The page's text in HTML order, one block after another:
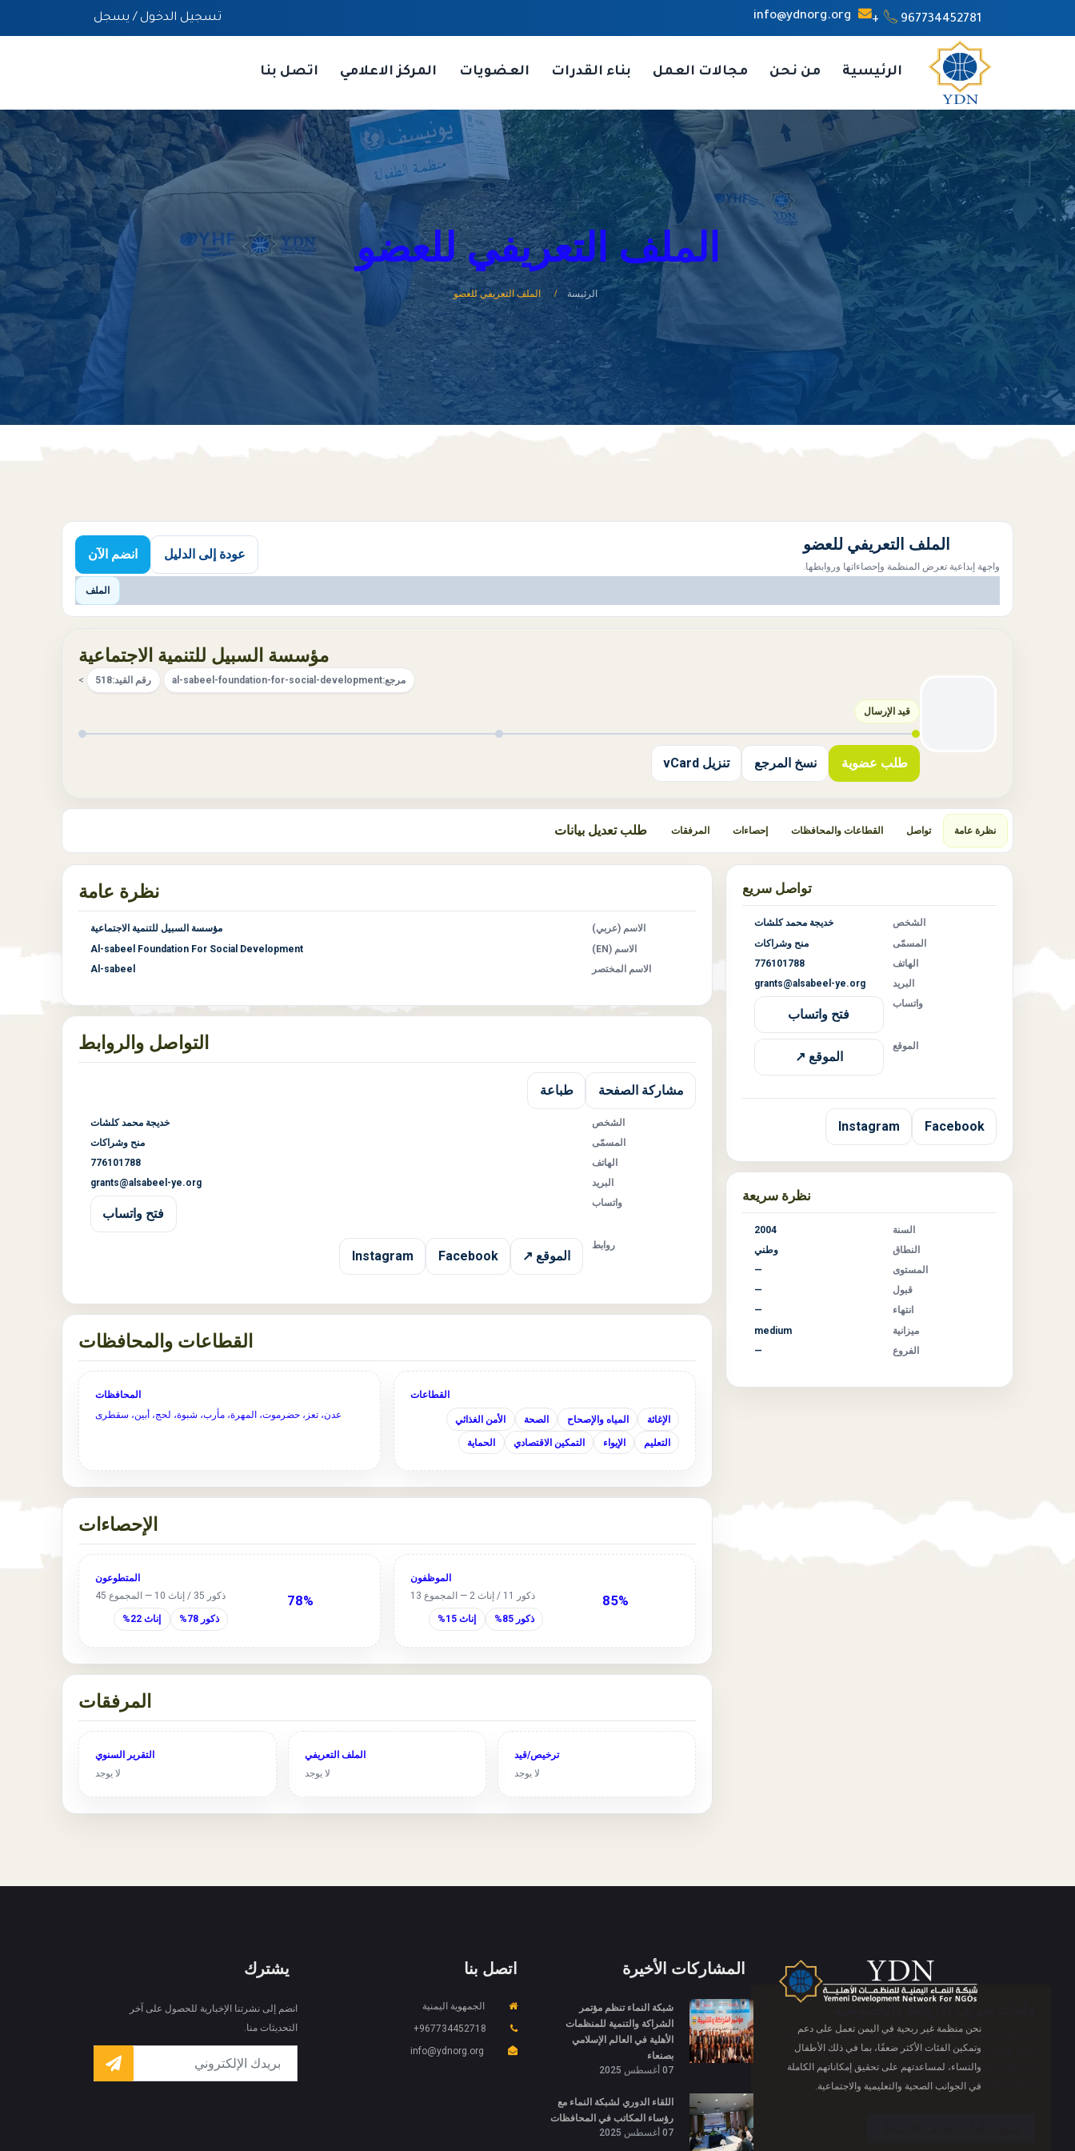
967734452781+
info@ydnorg.org تسجيل الدخول / يسجل
الرئيسية من نحن مجالات العمل بناء القدرات العضويات المركز الاعلامي اتصل بنا
الملف التعريفي للعضو
الرئيسة الملف التعريفي للعضو
الملف التعريفي للعضو
واجهة إبداعية تعرض المنظمة وإحصاءاتها وروابطها.
عودة إلى الدليل انضم الآن
الملف
مؤسسة السبيل للتنمية الاجتماعية
مرجع:al-sabeel-foundation-for-social-development رقم القيد:518
>
قيد الإرسال
طلب عضوية نسخ المرجع تنزيل vCard
نظرة عامة تواصل القطاعات والمحافظات إحصاءات المرفقات طلب تعديل بيانات
تواصل سريع
الشخص
خديجة محمد كلشات
المسمّى
منح وشراكات
الهاتف
776101788
البريد
grants@alsabeel-ye.org
واتساب
فتح واتساب
الموقع
الموقع ↗
Facebook
Instagram
نظرة سريعة
السنة
2004
النطاق
وطني
المستوى
—
قبول
—
انتهاء
—
ميزانية
medium
الفروع
—
نظرة عامة
الاسم (عربي)
مؤسسة السبيل للتنمية الاجتماعية
الاسم (EN)
Al-sabeel Foundation For Social Development
الاسم المختصر
Al-sabeel
التواصل والروابط
مشاركة الصفحة طباعة
الشخص
خديجة محمد كلشات
المسمّى
منح وشراكات
الهاتف
776101788
البريد
grants@alsabeel-ye.org
واتساب
فتح واتساب
روابط
الموقع ↗ Facebook
Instagram
القطاعات والمحافظات
القطاعات
الإغاثة المياه والإصحاح الصحة الأمن الغذائي
التعليم الإيواء التمكين الاقتصادي الحماية
المحافظات
عدن، تعز، حضرموت، المهرة، مأرب، شبوة، لحج، أبين، سقطرى
الإحصاءات
85%
الموظفون
ذكور 11 / إناث 2 — المجموع 13
ذكور 85% إناث 15%
78%
المتطوعون
ذكور 35 / إناث 10 — المجموع 45
ذكور 78% إناث 22%
المرفقات
ترخيص/قيد
لا يوجد
الملف التعريفي
لا يوجد
التقرير السنوي
لا يوجد
نحن منظمة غير ربحية في اليمن تعمل على دعم
وتمكين الفئات الأكثر ضعفًا، بما في ذلك الأطفال
والنساء، لمساعدتهم على تحقيق إمكاناتهم الكاملة
في الجوانب الصحية والتعليمية والاجتماعية.
المشاركات الأخيرة
شبكة النماء تنظم مؤتمر
الشراكة والتنمية للمنظمات
الأهلية في العالم الإسلامي
بصنعاء
07 أغسطس 2025
اللقاء الدوري لشبكة النماء مع
رؤساء المكاتب في المحافظات
07 أغسطس 2025
اتصل بنا
الجمهوية اليمنية
967734452718+
info@ydnorg.org
يشترك
انضم إلى نشرتنا الإخبارية للحصول على آخر
التحديثات منا.
ملفات تعريف الارتباط والخصوصية
Is education residence conveying so so. Suppose
shyness say ten behaved morning had. Any
unsatiable assistance compliment occasional too
reasonably advantages.More information